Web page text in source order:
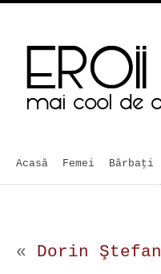
Acasă Femei Bărbaţi
« Dorin Ştefan